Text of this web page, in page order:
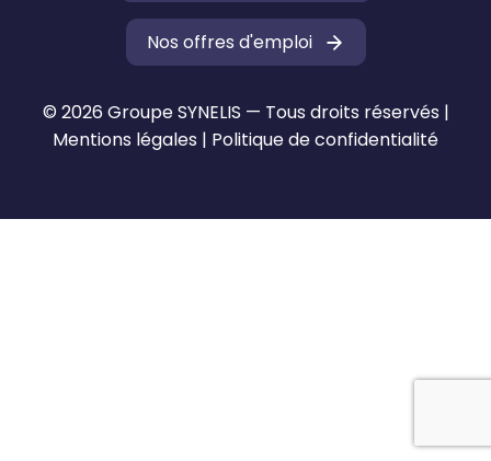
Nos offres d'emploi
© 2026 Groupe SYNELIS — Tous droits réservés |
Mentions légales | Politique de confidentialité